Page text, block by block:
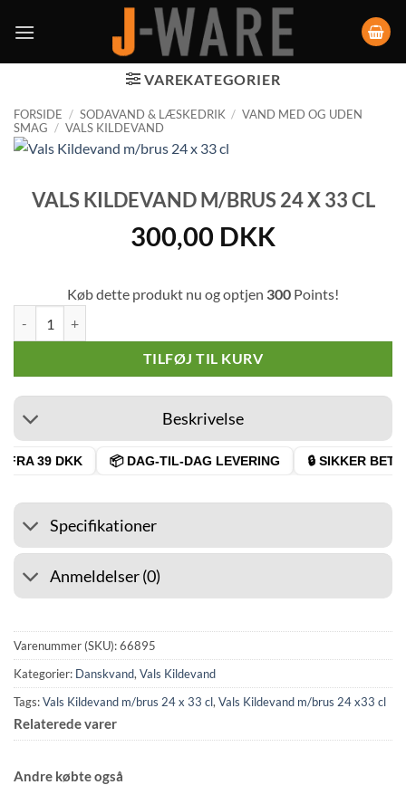
VAREKATEGORIER
FORSIDE / SODAVAND & LÆSKEDRIK / VAND MED OG UDEN
SMAG / VALS KILDEVAND
VALS KILDEVAND M/BRUS 24 X 33 CL
300,00 DKK
Køb dette produkt nu og optjen 300 Points!
TILFØJ TIL KURV
Beskrivelse
39 DKK 📦 DAG-TIL-DAG LEVERING 🔒 SIKKER
Specifikationer
Anmeldelser (0)
Varenummer (SKU):66895
Kategorier: Danskvand,Vals Kildevand
Tags:Vals Kildevand m/brus 24 x 33 cl,Vals Kildevand m/brus 24 x33 cl
Relaterede varer
Andre købte også